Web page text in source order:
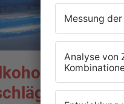
sich